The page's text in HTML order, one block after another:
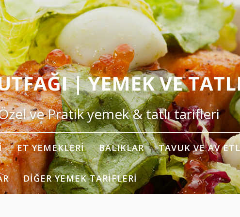
| YEMEK VE
ve Pratik yemek & tatlı tarifleri
ET YEMEKLERI BALIKLAR TAVUK VE AV
DIĞER YEMEK TARIFLERI